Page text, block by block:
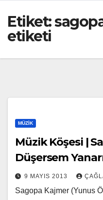
Etiket:
etiketi
MÜZIK
Müzik Köşesi |
Düşersem
9 MAYIS 2013
Sagopa Kajmer (Yunus